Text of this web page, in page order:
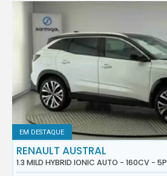
EM DESTAQUE
RENAULT AUSTRAL
1.3 MILD HYBRID IONIC AUTO - 160CV - 5P